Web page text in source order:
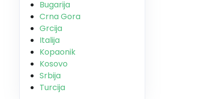
Bugarija
Crna Gora
Grcija
Italija
Kopaonik
Kosovo
Srbija
Turcija